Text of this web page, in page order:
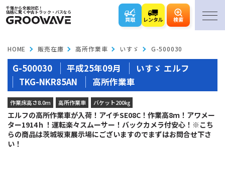
千葉から全国対応！
価格に驚く中古トラック・バスなら
買取 レンタル 検索
HOME 販売在庫 高所作業車 いすゞ G-500030
G-500030 平成25年09月
いすゞ エルフ
TKG-NKR85AN
高所作業車
作業床高さ8.0m 高所作業車 バケット200㎏
エルフの高所作業車が入荷！アイチSE08C！作業高8ｍ！アワメー
ター1914ｈ！運転楽々スムーサー！バックカメラ付安心！※こち
らの商品は茨城坂東展示場にございますのでまずはお問合せ下さ
い！